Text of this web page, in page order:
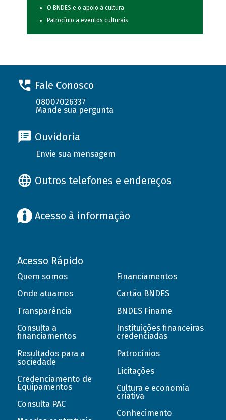
O BNDES e o apoio à cultura
Patrocínio a eventos culturais
Fale Conosco
08007026337
Mande sua pergunta
Ouvidoria
Envie sua mensagem
Outros telefones e endereços
Acesso à informação
Acesso Rápido
Quem somos
Onde atuamos
Transparência
Consulta a
financiamentos
Resultados para a
sociedade
Credenciamento de
Equipamentos
Consulta PAC
Financiamentos
Cartão BNDES
BNDES Finame
Instituições financeiras
credenciadas
Patrocínios
Licitações
Cultura e economia
criativa
Conhecimento